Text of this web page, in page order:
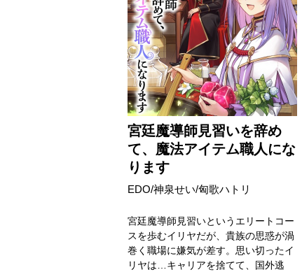
宮廷魔導師見習いを辞め
て、魔法アイテム職人にな
ります
EDO/神泉せい/匈歌ハトリ
宮廷魔導師見習いというエリートコー
スを歩むイリヤだが、貴族の思惑が渦
巻く職場に嫌気が差す。思い切ったイ
リヤは…キャリアを捨てて、国外逃